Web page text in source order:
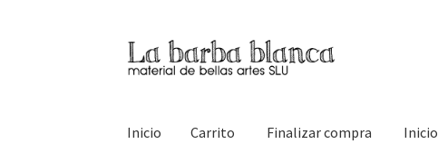
Ir
a
Ir
al
Inicio Carrito Finalizar compra Inicio